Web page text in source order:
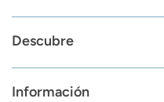
Descubre
Información